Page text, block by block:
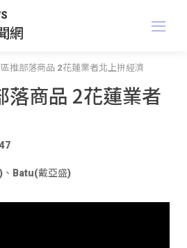
網
推部落商品 2花蓮業者北上拚經濟
落商品 2花蓮業者
、 Batu(戴亞盛)